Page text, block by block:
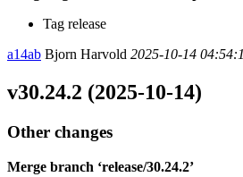
Tag release
a14ab Bjorn Harvold 2025-10-14
v30.24.2 (2025-10-14)
Other changes
Merge branch ‘release/30.24.2’